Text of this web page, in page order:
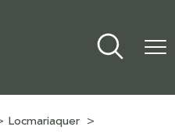
Locmariaquer